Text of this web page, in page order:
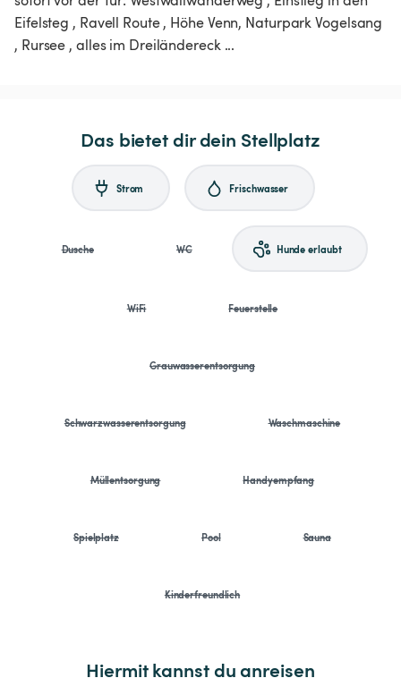
Eifelsteg , Ravell Route , Höhe Venn, Naturpark Vogelsang
, Rursee , alles im Dreiländereck ...
Das bietet dir dein Stellplatz
Strom Frischwasser
Dusche WC Hunde erlaubt
WiFi Feuerstelle
Grauwasserentsorgung
Schwarzwasserentsorgung Waschmaschine
Müllentsorgung Handyempfang
Spielplatz Pool Sauna
Kinderfreundlich
Hiermit kannst du anreisen